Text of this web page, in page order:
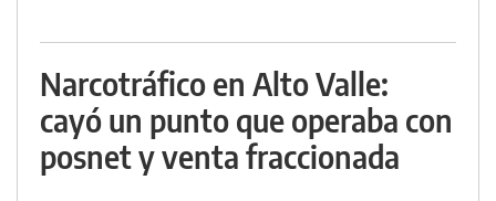
Narcotráfico en Alto Valle:
cayó un punto que operaba con
posnet y venta fraccionada